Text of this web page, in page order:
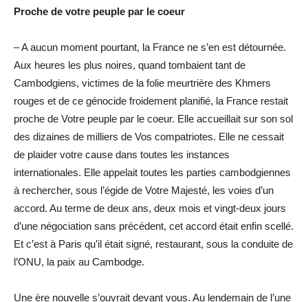
Proche de votre peuple par le coeur
– A aucun moment pourtant, la France ne s’en est détournée.
Aux heures les plus noires, quand tombaient tant de
Cambodgiens, victimes de la folie meurtrière des Khmers
rouges et de ce génocide froidement planifié, la France restait
proche de Votre peuple par le coeur. Elle accueillait sur son sol
des dizaines de milliers de Vos compatriotes. Elle ne cessait
de plaider votre cause dans toutes les instances
internationales. Elle appelait toutes les parties cambodgiennes
à rechercher, sous l’égide de Votre Majesté, les voies d’un
accord. Au terme de deux ans, deux mois et vingt-deux jours
d’une négociation sans précédent, cet accord était enfin scellé.
Et c’est à Paris qu’il était signé, restaurant, sous la conduite de
l’ONU, la paix au Cambodge.
Une ère nouvelle s’ouvrait devant vous. Au lendemain de l’une